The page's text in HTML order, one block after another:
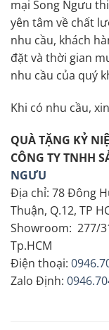
mại Song Ngưu
yên tâm về chất
nhu cầu, khách
đặt và thời gian
nhu cầu của quý
Khi có nhu cầu,
QUÀ TẶNG KỶ
CÔNG TY TNHH
NGƯU
Địa chỉ: 78 Đông
Thuận, Q.12, TP
Showroom: 277/
Tp.HCM
Điện thoại:
Zalo Định: